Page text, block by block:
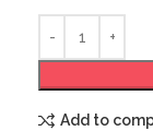
Add to